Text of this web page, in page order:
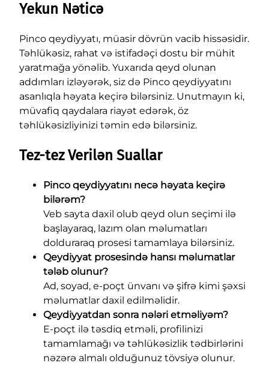
Yekun Nəticə
Pinco qeydiyyatı, müasir dövrün vacib hissəsidir.
Təhlükəsiz, rahat və istifadəçi dostu bir mühit
yaratmağa yönəlib. Yuxarıda qeyd olunan
addımları izləyərək, siz də Pinco qeydiyyatını
asanlıqla həyata keçirə bilərsiniz. Unutmayın ki,
müvafiq qaydalara riayət edərək, öz
təhlükəsizliyinizi təmin edə bilərsiniz.
Tez-tez Verilən Suallar
Pinco qeydiyyatını necə həyata keçirə
bilərəm?
Veb sayta daxil olub qeyd olun seçimi ilə
başlayaraq, lazım olan məlumatları
dolduraraq prosesi tamamlaya bilərsiniz.
Qeydiyyat prosesində hansı məlumatlar
tələb olunur?
Ad, soyad, e-poçt ünvanı və şifrə kimi şəxsi
məlumatlar daxil edilməlidir.
Qeydiyyatdan sonra nələri etməliyəm?
E-poçt ilə təsdiq etməli, profilinizi
tamamlamağı və təhlükəsizlik tədbirlərini
nəzərə almalı olduğunuz tövsiyə olunur.